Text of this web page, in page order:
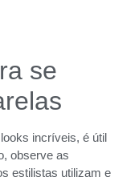
se
incríveis, é útil
observe as
estilistas utilizam e